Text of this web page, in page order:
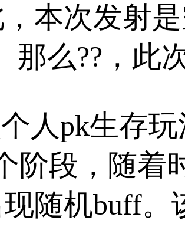
本次发射
那么??，此
人pk生存玩
阶段，随着
随机buff